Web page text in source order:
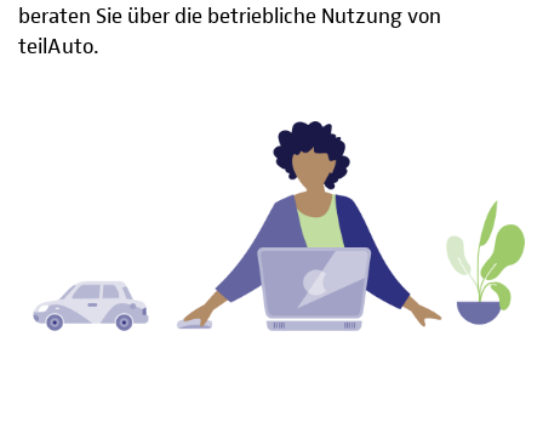
beraten Sie über die betriebliche Nutzung von
teilAuto.